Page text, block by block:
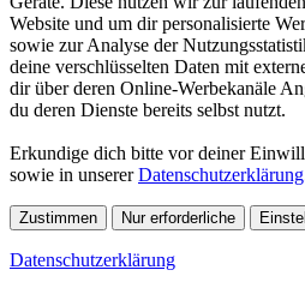
Website und um dir personalisierte
sowie zur Analyse der
deine verschlüsselten Daten mit
dir über deren Online-Werbekanäle
du deren Dienste bereits selbst nutzt.
Erkundige dich bitte vor deiner
sowie in unsererDatenschutzerklärung
Zustimmen Nur erforderliche
Datenschutzerklärung